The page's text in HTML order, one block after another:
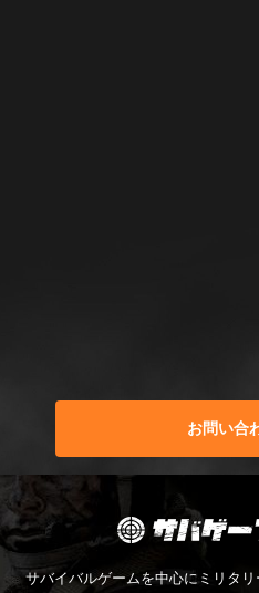
お問い合
サバイバルゲームを中心にミリタ